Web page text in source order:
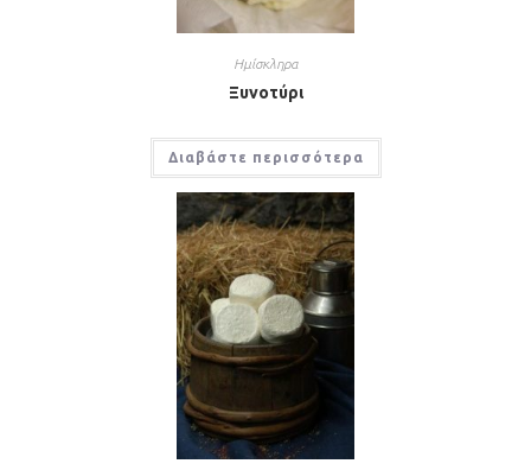
Ημίσκληρα
Ξυνοτύρι
Διαβάστε περισσότερα